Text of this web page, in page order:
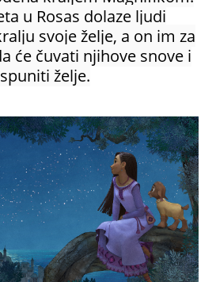
u Rosas dolaze ljudi
svoje želje, a on im za
će čuvati njihove snove i
želje.